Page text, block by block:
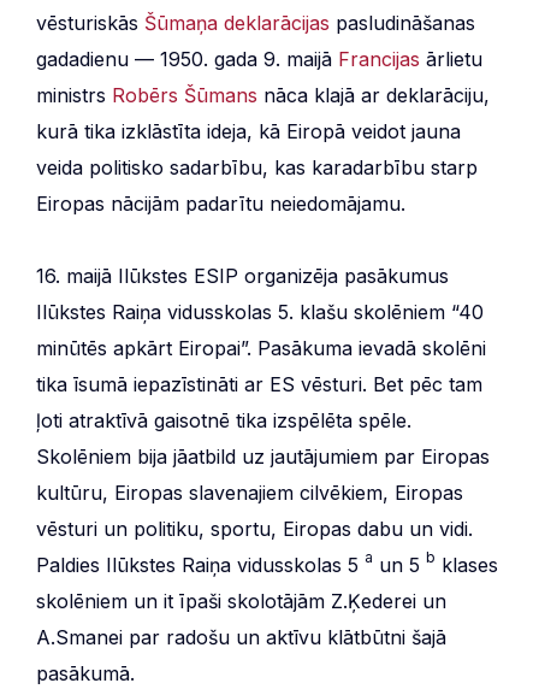
vēsturiskās Šūmaņa deklarācijas pasludināšanas
gadadienu — 1950. gada 9. maijā Francijas ārlietu
ministrs Robērs Šūmans nāca klajā ar deklarāciju,
kurā tika izklāstīta ideja, kā Eiropā veidot jauna
veida politisko sadarbību, kas karadarbību starp
Eiropas nācijām padarītu neiedomājamu.
16. maijā Ilūkstes ESIP organizēja pasākumus
Ilūkstes Raiņa vidusskolas 5. klašu skolēniem “40
minūtēs apkārt Eiropai”. Pasākuma ievadā skolēni
tika īsumā iepazīstināti ar ES vēsturi. Bet pēc tam
ļoti atraktīvā gaisotnē tika izspēlēta spēle.
Skolēniem bija jāatbild uz jautājumiem par Eiropas
kultūru, Eiropas slavenajiem cilvēkiem, Eiropas
vēsturi un politiku, sportu, Eiropas dabu un vidi.
Paldies Ilūkstes Raiņa vidusskolas 5 a un 5 b klases
skolēniem un it īpaši skolotājām Z.Ķederei un
A.Smanei par radošu un aktīvu klātbūtni šajā
pasākumā.